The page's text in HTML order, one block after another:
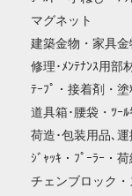
マグネット
建築金物・家具金
修理･ﾒﾝﾃﾅﾝｽ用部
ﾃｰﾌﾟ・接着剤・塗
道具箱･腰袋・ﾂｰ
荷造･包装用品､運
ｼﾞｬｯｷ・ﾌﾟｰﾗｰ・
チェンブロック